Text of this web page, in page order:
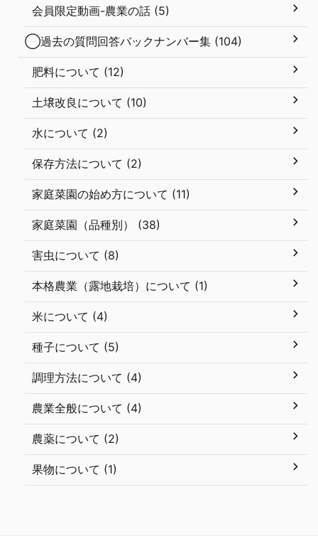
会員限定動画-農業の話 (5)
◯過去の質問回答バックナンバー集 (104)
肥料について (12)
土壌改良について (10)
水について (2)
保存方法について (2)
家庭菜園の始め方について (11)
家庭菜園（品種別） (38)
害虫について (8)
本格農業（露地栽培）について (1)
米について (4)
種子について (5)
調理方法について (4)
農業全般について (4)
農薬について (2)
果物について (1)